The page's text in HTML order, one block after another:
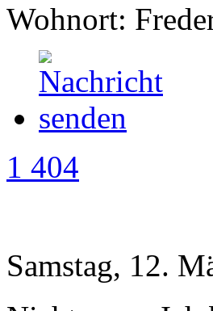
Wohnort:
1 404
Samstag, 12.